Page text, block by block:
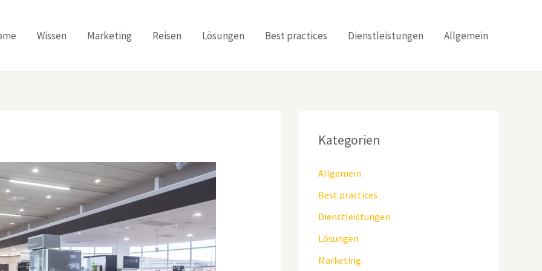
Wissen Marketing Reisen Lösungen Best practices Dienstleistungen Allgemein
Kategorien
Allgemein
Best practices
Dienstleistungen
Lösungen
Marketing